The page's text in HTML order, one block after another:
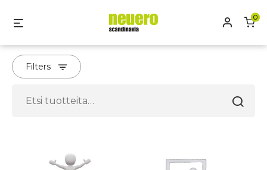
Oma tili
0
Filters